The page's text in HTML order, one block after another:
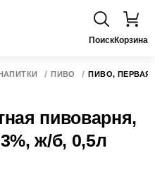
ПоискКорзина
ПИВО ПИВО, ПЕРВАЯ
пивоварня,
ж/б, 0,5л